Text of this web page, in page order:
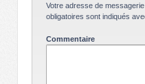
Votre adresse de
obligatoires sont indiqués
Commentaire